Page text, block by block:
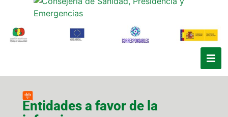
Entidades a favor de la